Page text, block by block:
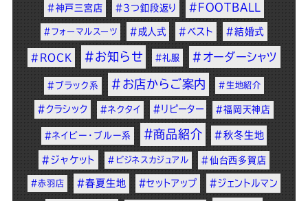
#神戸三宮店 #3つ釦段返り #FOOTBALL
#フォーマルスーツ #成人式 #ベスト #結婚式
#ROCK #お知らせ #礼服 #オーダーシャツ
#ブラック系 #お店からご案内 #生地紹介
#クラシック #ネクタイ #リピーター #福岡天神店
#ネイビー・ブルー系 #商品紹介 #秋冬生地
#ジャケット #ビジネスカジュアル #仙台西多賀店
#赤羽店 #春夏生地 #セットアップ #ジェントルマン